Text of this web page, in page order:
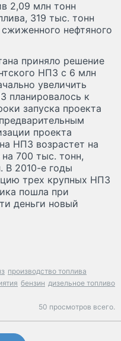
2,09 млн тонн
319 тыс. тонн
нефтяного
приняло решение
НПЗ с 6 млн
увеличить
планировалось к
запуска проекта
проекта
НПЗ возрастет на
700 тыс. тонн,
В 2010-е годы
трех крупных НПЗ
пошла при
деньги новый
производство топлива
бензин дизельное топливо
50 просмотров всего.